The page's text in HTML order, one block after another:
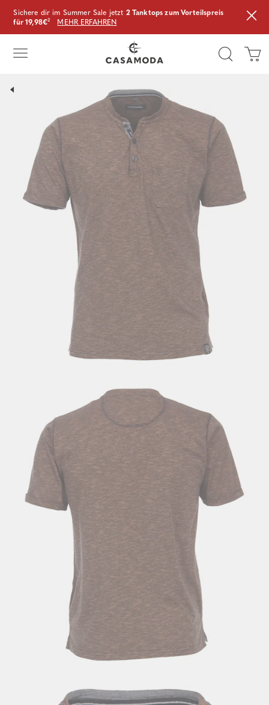
Sichere dir im Summer Sale jetzt 2 Tanktops zum Vorteilspreis
für 19,98€² MEHR ERFAHREN